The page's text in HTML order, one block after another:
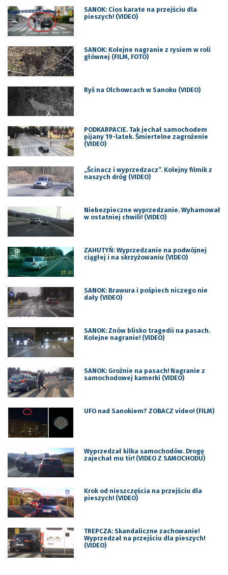
SANOK: Cios karate na przejściu dla
pieszych! (VIDEO)
SANOK: Kolejne nagranie z rysiem w roli
głównej (FILM, FOTO)
Ryś na Olchowcach w Sanoku (VIDEO)
PODKARPACIE. Tak jechał samochodem
pijany 19-latek. Śmiertelne zagrożenie
(VIDEO)
„Ścinacz i wyprzedzacz”. Kolejny filmik z
naszych dróg (VIDEO)
Niebezpieczne wyprzedzanie. Wyhamował
w ostatniej chwili! (VIDEO)
ZAHUTYŃ: Wyprzedzanie na podwójnej
ciągłej i na skrzyżowaniu (VIDEO)
SANOK: Brawura i pośpiech niczego nie
dały (VIDEO)
SANOK: Znów blisko tragedii na pasach.
Kolejne nagranie! (VIDEO)
SANOK: Groźnie na pasach! Nagranie z
samochodowej kamerki (VIDEO)
UFO nad Sanokiem? ZOBACZ video! (FILM)
Wyprzedzał kilka samochodów. Drogę
zajechał mu tir! (VIDEO Z SAMOCHODU)
Krok od nieszczęścia na przejściu dla
pieszych! (VIDEO)
TREPCZA: Skandaliczne zachowanie!
Wyprzedzał na przejściu dla pieszych!
(VIDEO)